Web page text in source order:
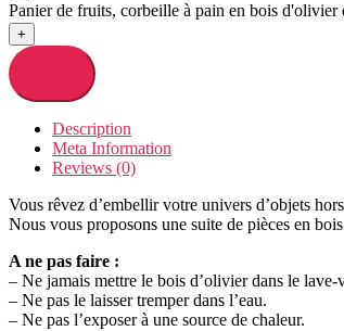
Panier de fruits, corbeille à pain en bois d'olivier
+
Description
Meta Information
Reviews (0)
Vous rêvez d’embellir votre univers d’objets
Nous vous proposons une suite de pièces en
A ne pas faire :
– Ne jamais mettre le bois d’olivier dans le lave-
– Ne pas le laisser tremper dans l’eau.
– Ne pas l’exposer à une source de chaleur.